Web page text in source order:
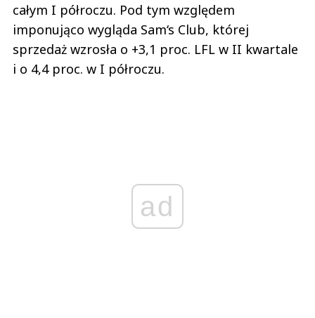
całym I półroczu. Pod tym względem
imponująco wygląda Sam‘s Club, której
sprzedaż wzrosła o +3,1 proc. LFL w II kwartale
i o 4,4 proc. w I półroczu.
ad